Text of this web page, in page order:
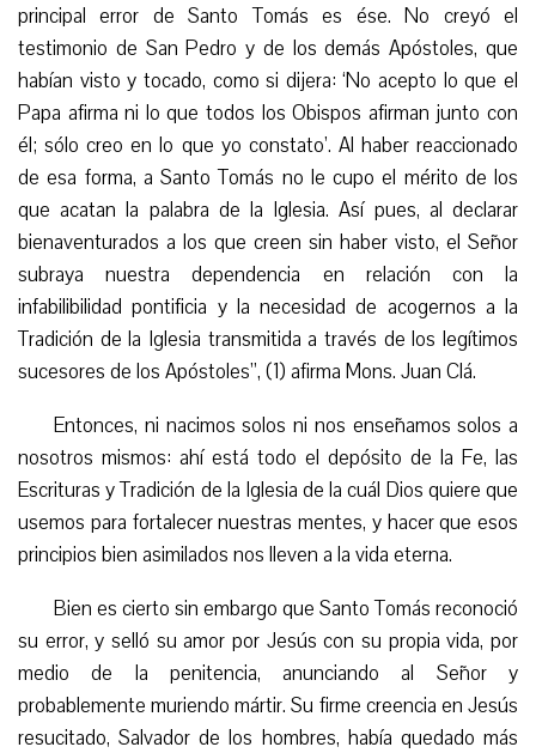
principal error de Santo Tomás es ése. No creyó el
testimonio de San Pedro y de los demás Apóstoles, que
habían visto y tocado, como si dijera: ‘No acepto lo que el
Papa afirma ni lo que todos los Obispos afirman junto con
él; sólo creo en lo que yo constato’. Al haber reaccionado
de esa forma, a Santo Tomás no le cupo el mérito de los
que acatan la palabra de la Iglesia. Así pues, al declarar
bienaventurados a los que creen sin haber visto, el Señor
subraya nuestra dependencia en relación con la
infabilibilidad pontificia y la necesidad de acogernos a la
Tradición de la Iglesia transmitida a través de los legítimos
sucesores de los Apóstoles”, (1) afirma Mons. Juan Clá.
Entonces, ni nacimos solos ni nos enseñamos solos a
nosotros mismos: ahí está todo el depósito de la Fe, las
Escrituras y Tradición de la Iglesia de la cuál Dios quiere que
usemos para fortalecer nuestras mentes, y hacer que esos
principios bien asimilados nos lleven a la vida eterna.
Bien es cierto sin embargo que Santo Tomás reconoció
su error, y selló su amor por Jesús con su propia vida, por
medio de la penitencia, anunciando al Señor y
probablemente muriendo mártir. Su firme creencia en Jesús
resucitado, Salvador de los hombres, había quedado más